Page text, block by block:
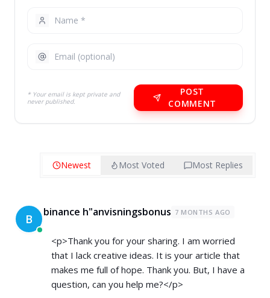
* Your email is kept private and
never published.
POST
COMMENT
Newest Most Voted Most Replies
B binance h"anvisningsbonus 7 MONTHS AGO
<p>Thank you for your sharing. I am worried
that I lack creative ideas. It is your article that
makes me full of hope. Thank you. But, I have a
question, can you help me?</p>